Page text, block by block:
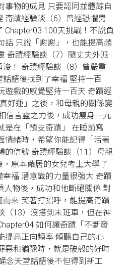
事物的成見 只要認同並體諒自
奇蹟經驗談（6）曾經恐懼男
Chapter03 100天挑戰！不說負
話 只說「謝謝」，也能提高頻
奇蹟經驗談（7）隨丈夫外派
！ 奇蹟經驗談（8）曾嚴重
語後找到了幸福 堅持一百
遊戲的感覺堅持一百天 奇蹟經
好運」之後，和母親的關係變
信言靈之力後，成功瘦身十九
是在「預支奇蹟」 在睡前寫
情緒時，希望你能記得「活著
的信號 奇蹟經驗談（11）母親
原本繭居的女兒考上大學了
福 潛意識的力量很強大 奇蹟
人物後，成功和他斷絕關係 對
而來 笑著打招呼，能提高奇蹟
（13）沒搭到末班車，但在神
如何讓奇蹟「不斷發
提高正向頻率 傾聽自己的心
惡和猶豫時，就是破殼的好時
念天堂話語後不但得到新工